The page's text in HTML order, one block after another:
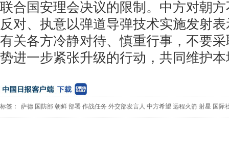
联合国安理会决议的限制。中方对朝
反对、执意以弹道导弹技术实施发射
有关各方冷静对待、慎重行事，不要
势进一步紧张升级的行动，共同维护
标签： 萨德 国防部 朝鲜 部署 作战任务 外交部发言人 中方希望 远程火箭 射星 国际